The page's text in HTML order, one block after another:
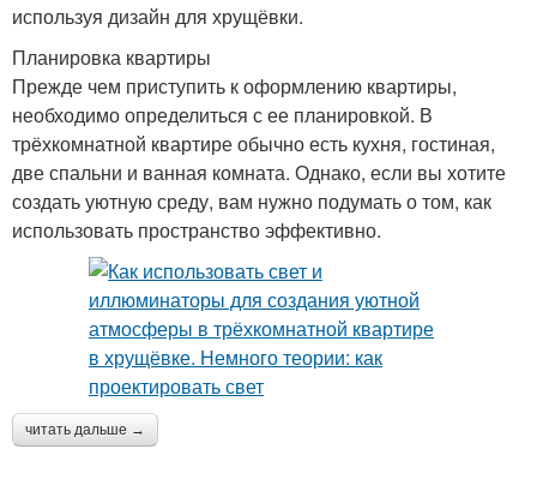
используя дизайн для хрущёвки.
Планировка квартиры
Прежде чем приступить к оформлению квартиры,
необходимо определиться с ее планировкой. В
трёхкомнатной квартире обычно есть кухня, гостиная,
две спальни и ванная комната. Однако, если вы хотите
создать уютную среду, вам нужно подумать о том, как
использовать пространство эффективно.
читать дальше →